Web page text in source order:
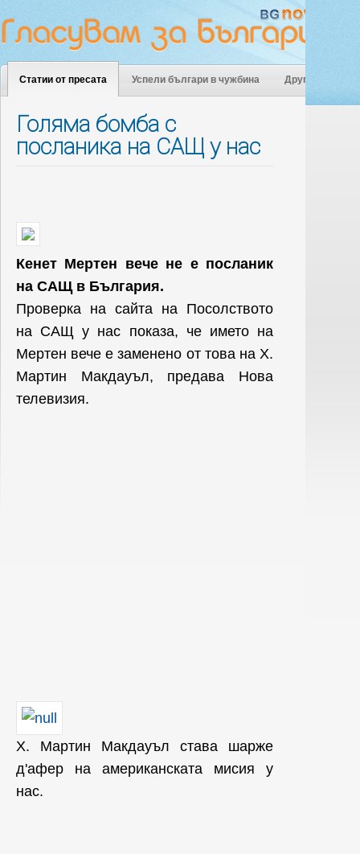
Статии от пресата Успели българи в чужбина Други
Голяма бомба с
посланика на САЩ у нас
Кенет Мертен вече не е посланик
на САЩ в България.
Проверка на сайта на Посолството
на САЩ у нас показа, че името на
Мертен вече е заменено от това на Х.
Мартин Макдауъл, предава Нова
телевизия.
Х. Мартин Макдауъл става шарже
д'афер на американската мисия у
нас.